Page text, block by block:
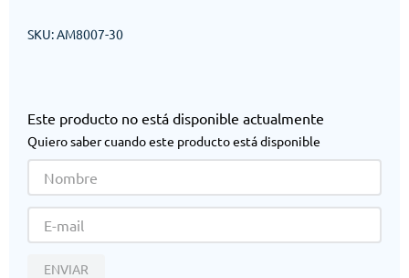
SKU:AM8007-30
Este producto no está disponible actualmente
Quiero saber cuando este producto está disponible
ENVIAR